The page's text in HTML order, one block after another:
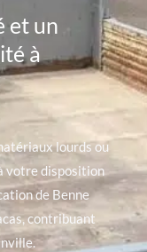
et un
à
lourds ou
votre disposition
de Benne
contribuant